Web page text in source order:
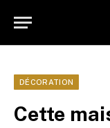
DÉCORATION
Cette